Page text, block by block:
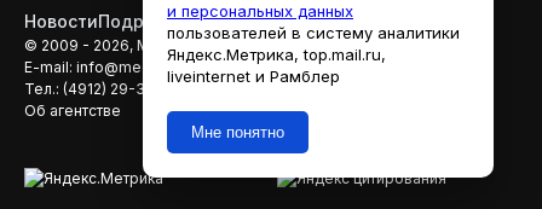
НовостиПодробностиАфишаКино
© 2009 - 2026, МЕДИАРЯЗАНЬ
E-mail: info@mediaryazan.ru
reklama@mediaryazan.ru
Тел.: (4912) 29-33-66
Об агентстве
и персональных данных
пользователей в систему аналитики
Яндекс.Метрика, top.mail.ru,
liveinternet и Рамблер
Мне понятно